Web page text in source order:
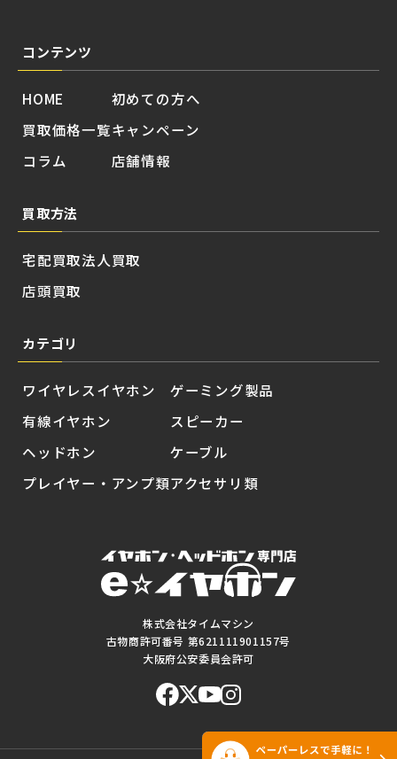
株式会社タイムマシン
古物商許可番号 第621111901157号
大阪府公安委員会許可
コンテンツ
HOME
買取価格一覧
コラム
初めての方へ
キャンペーン
店舗情報
買取方法
宅配買取
店頭買取
法人買取
カテゴリ
ワイヤレスイヤホン
有線イヤホン
ヘッドホン
プレイヤー・アンプ類
ゲーミング製品
スピーカー
ケーブル
アクセサリ類